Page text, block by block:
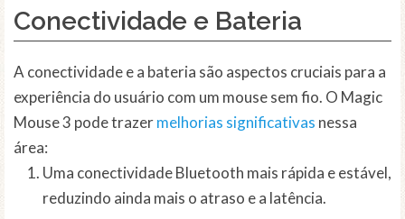
Conectividade e Bateria
A conectividade e a bateria são aspectos cruciais para a
experiência do usuário com um mouse sem fio. O Magic
Mouse 3 pode trazermelhorias significativas nessa
área:
Uma conectividade Bluetooth mais rápida e estável,
reduzindo ainda mais o atraso e a latência.